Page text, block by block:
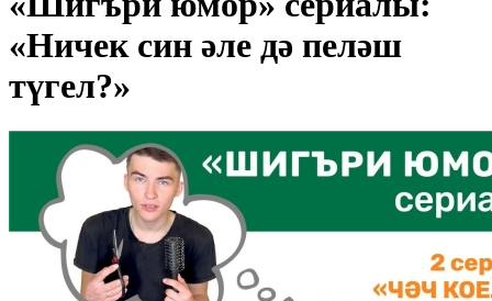
«Ничек син әле дә пеләш
түгел?»